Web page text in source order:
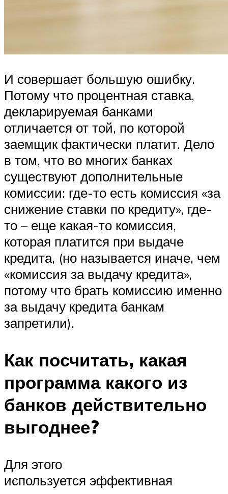
И совершает большую ошибку.
Потому что процентная ставка,
декларируемая банками
отличается от той, по которой
заемщик фактически платит. Дело
в том, что во многих банках
существуют дополнительные
комиссии: где-то есть комиссия «за
снижение ставки по кредиту», где-
то – еще какая-то комиссия,
которая платится при выдаче
кредита, (но называется иначе, чем
«комиссия за выдачу кредита»,
потому что брать комиссию именно
за выдачу кредита банкам
запретили).
Как посчитать, какая
программа какого из
банков действительно
выгоднее?
Для этого
используется эффективная